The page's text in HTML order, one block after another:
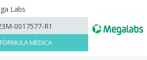
Labs
0017577-R1
MÉDICA